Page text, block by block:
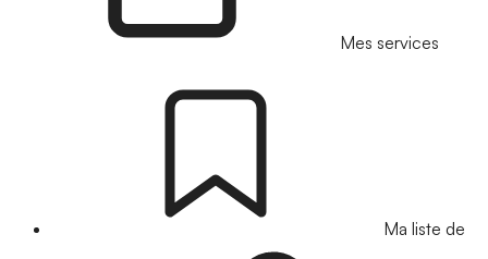
Mes services
Ma liste de